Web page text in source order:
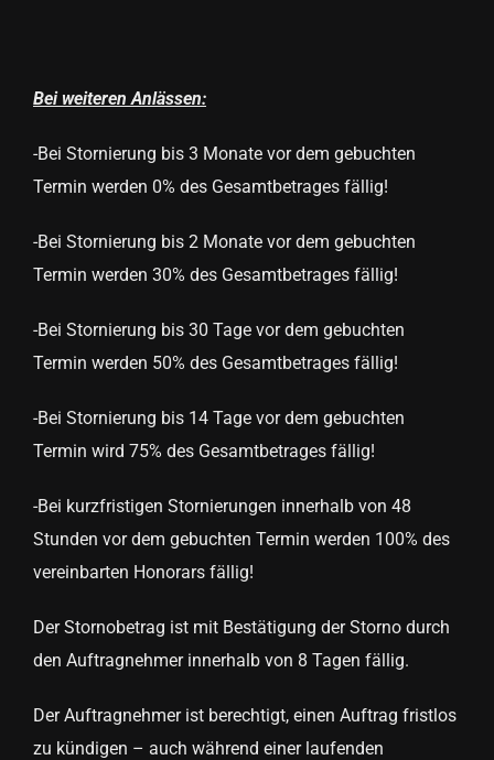
Bei weiteren Anlässen:
-Bei Stornierung bis 3 Monate vor dem gebuchten
Termin werden 0% des Gesamtbetrages fällig!
-Bei Stornierung bis 2 Monate vor dem gebuchten
Termin werden 30% des Gesamtbetrages fällig!
-Bei Stornierung bis 30 Tage vor dem gebuchten
Termin werden 50% des Gesamtbetrages fällig!
-Bei Stornierung bis 14 Tage vor dem gebuchten
Termin wird 75% des Gesamtbetrages fällig!
-Bei kurzfristigen Stornierungen innerhalb von 48
Stunden vor dem gebuchten Termin werden 100% des
vereinbarten Honorars fällig!
Der Stornobetrag ist mit Bestätigung der Storno durch
den Auftragnehmer innerhalb von 8 Tagen fällig.
Der Auftragnehmer ist berechtigt, einen Auftrag fristlos
zu kündigen – auch während einer laufenden